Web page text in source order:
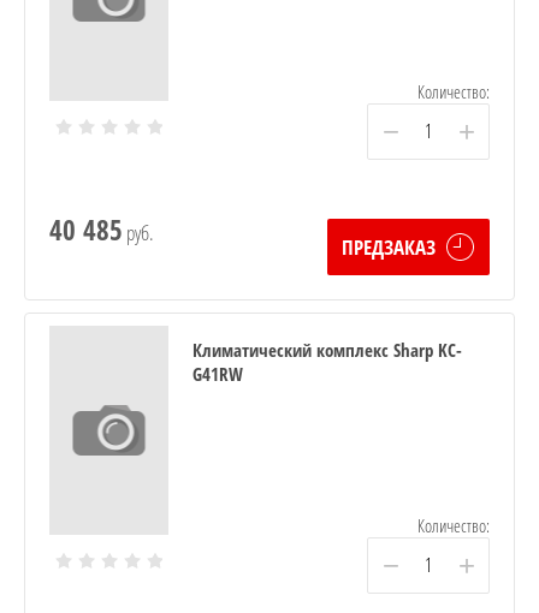
Количество:
− +
40 485 руб.
ПРЕДЗАКАЗ
Климатический комплекс Sharp KC-
G41RW
Количество:
− +